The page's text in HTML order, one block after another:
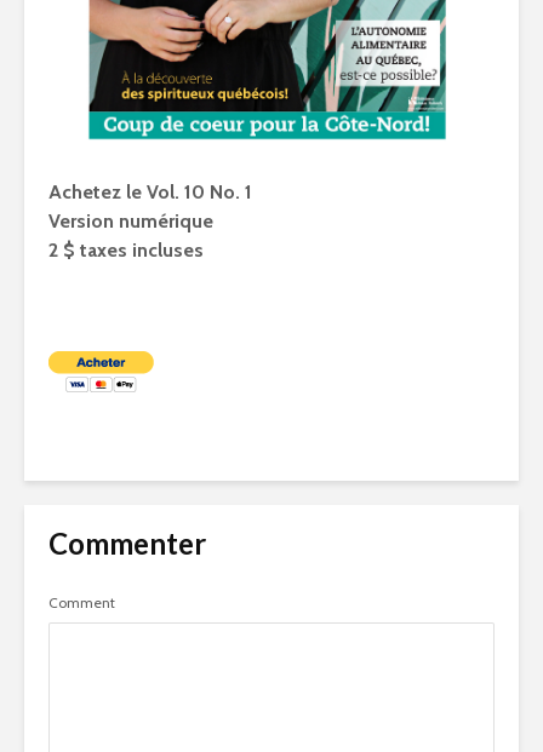
Achetez le Vol. 10 No. 1
Version numérique
2 $ taxes incluses
Commenter
Comment